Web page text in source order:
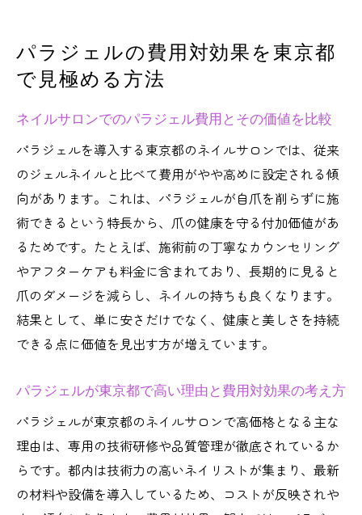
パラジェルの費用対効果を東京都
で見極める方法
ネイルサロンでのパラジェル費用とその価値を比較
パラジェルを導入する東京都のネイルサロンでは、従来
のジェルネイルと比べて費用がやや高めに設定される傾
向があります。これは、パラジェルが自爪を削らずに施
術できるという特長から、爪の健康を守る付加価値があ
るためです。たとえば、施術前の丁寧なカウンセリング
やアフターケアも料金に含まれており、長期的に見ると
爪のダメージを減らし、ネイルの持ちも良くなります。
結果として、単に安さだけでなく、健康と美しさを持続
できる点に価値を見出す方が増えています。
パラジェルが東京都で高い理由と費用対効果の考え方
パラジェルが東京都のネイルサロンで高価格となる主な
理由は、専用の技術研修や品質管理が徹底されているか
らです。都内は技術力の高いネイリストが集まり、最新
の材料や設備を導入しているため、コストが反映されや